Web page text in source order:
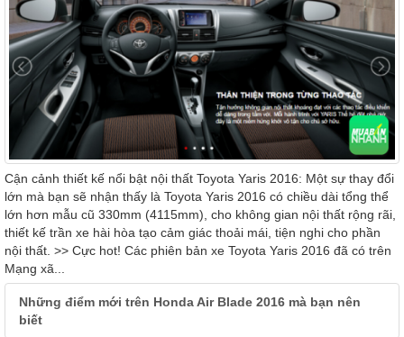
Cận cảnh thiết kế nổi bật nội thất Toyota Yaris 2016: Một sự thay đổi
lớn mà bạn sẽ nhận thấy là Toyota Yaris 2016 có chiều dài tổng thể
lớn hơn mẫu cũ 330mm (4115mm), cho không gian nội thất rộng rãi,
thiết kế trần xe hài hòa tạo cảm giác thoải mái, tiện nghi cho phần
nội thất. >> Cực hot! Các phiên bản xe Toyota Yaris 2016 đã có trên
Mạng xã...
Những điểm mới trên Honda Air Blade 2016 mà bạn nên
biết